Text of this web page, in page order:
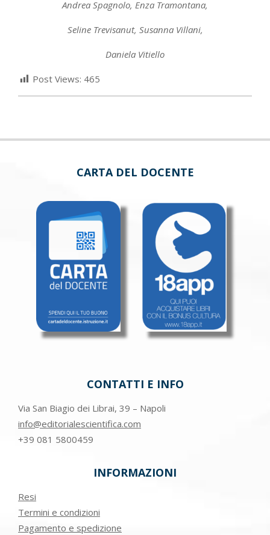
Andrea Spagnolo, Enza Tramontana,
Seline Trevisanut, Susanna Villani,
Daniela Vitiello
Post Views: 465
CARTA DEL DOCENTE
CONTATTI E INFO
Via San Biagio dei Librai, 39 – Napoli
info@editorialescientifica.com
+39 081 5800459
INFORMAZIONI
Resi
Termini e condizioni
Pagamento e spedizione